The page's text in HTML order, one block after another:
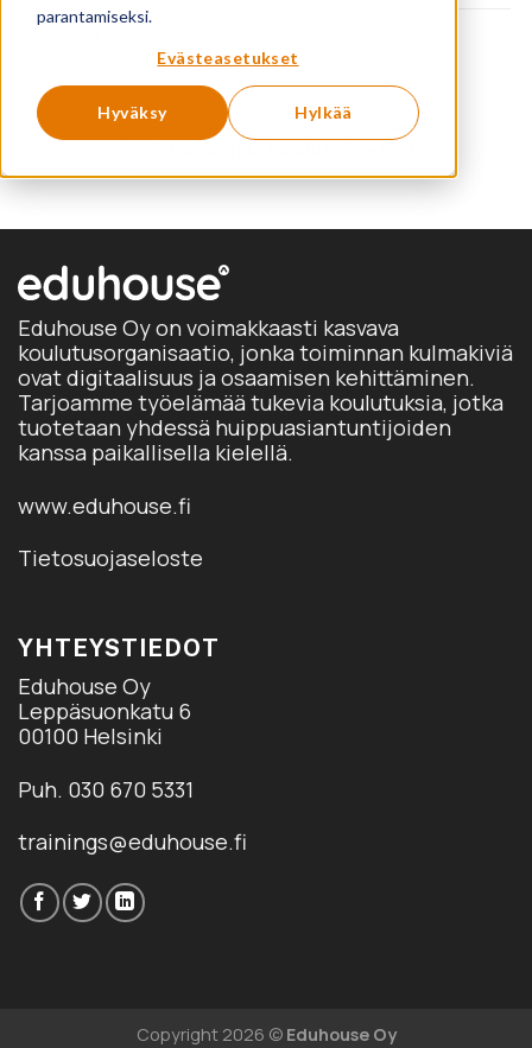
parantamiseksi.
Evästeasetukset
Hyväksy Hylkää
Eduhouse Oy on voimakkaasti kasvava
koulutusorganisaatio, jonka toiminnan kulmakiviä
ovat digitaalisuus ja osaamisen kehittäminen.
Tarjoamme työelämää tukevia koulutuksia, jotka
tuotetaan yhdessä huippuasiantuntijoiden
kanssa paikallisella kielellä.
www.eduhouse.fi
Tietosuojaseloste
YHTEYSTIEDOT
Eduhouse Oy
Leppäsuonkatu 6
00100 Helsinki
Puh. 030 670 5331
trainings@eduhouse.fi
Copyright 2026 © Eduhouse Oy